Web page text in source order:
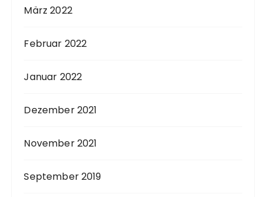
März 2022
Februar 2022
Januar 2022
Dezember 2021
November 2021
September 2019